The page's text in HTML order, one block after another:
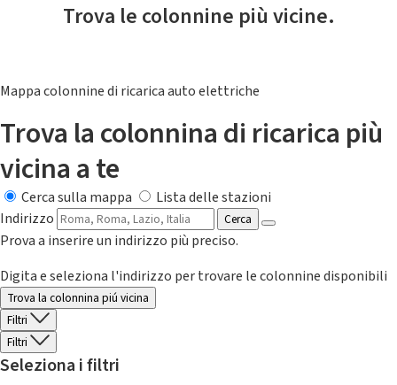
Trova le colonnine più vicine.
Mappa colonnine di ricarica auto elettriche
Trova la colonnina di ricarica più
vicina a te
Cerca sulla mappa
Lista delle stazioni
Indirizzo
Cerca
Prova a inserire un indirizzo più preciso.
Digita e seleziona l'indirizzo per trovare le colonnine disponibili
Trova la colonnina piú vicina
Filtri
Filtri
Seleziona i filtri